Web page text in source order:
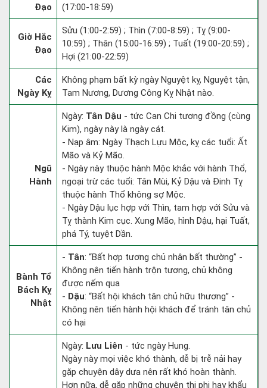
Đạo
(17:00-18:59)
Giờ Hắc
Đạo
Sửu (1:00-2:59) ; Thìn (7:00-8:59) ; Tỵ (9:00-
10:59) ; Thân (15:00-16:59) ; Tuất (19:00-20:59) ;
Hợi (21:00-22:59)
Các
Ngày Kỵ
Không phạm bất kỳ ngày Nguyệt kỵ, Nguyệt tận,
Tam Nương, Dương Công Kỵ Nhật nào.
Ngũ
Hành
Ngày: Tân Dậu - tức Can Chi tương đồng (cùng
Kim), ngày này là ngày cát.
- Nạp âm: Ngày Thạch Lựu Mộc, kỵ các tuổi: Ất
Mão và Kỷ Mão.
- Ngày này thuộc hành Mộc khắc với hành Thổ,
ngoại trừ các tuổi: Tân Mùi, Kỷ Dậu và Đinh Tỵ
thuộc hành Thổ không sợ Mộc.
- Ngày Dậu lục hợp với Thìn, tam hợp với Sửu và
Tỵ thành Kim cục. Xung Mão, hình Dậu, hại Tuất,
phá Tý, tuyệt Dần.
Bành Tổ
Bách Kỵ
Nhật
- Tân: “Bất hợp tương chủ nhân bất thường” -
Không nên tiến hành trộn tương, chủ không
được nếm qua
- Dậu: “Bất hội khách tân chủ hữu thương” -
Không nên tiến hành hội khách để tránh tân chủ
có hại
Ngày: Lưu Liên - tức ngày Hung.
Ngày này mọi việc khó thành, dễ bị trễ nải hay
gặp chuyện dây dưa nên rất khó hoàn thành.
Hơn nữa, dễ gặp những chuyện thị phi hay khẩu